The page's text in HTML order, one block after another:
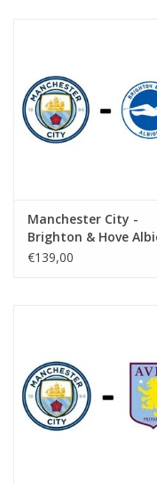
Manchester City -
Brighton & Hove
€139,00